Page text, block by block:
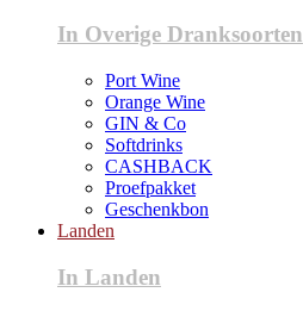
In Overige Dranksoorten
Port Wine
Orange Wine
GIN & Co
Softdrinks
CASHBACK
Proefpakket
Geschenkbon
Landen
In Landen